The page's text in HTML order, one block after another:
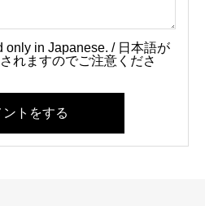
only in Japanese. / 日本語が
れますのでご注意くださ
ントをする